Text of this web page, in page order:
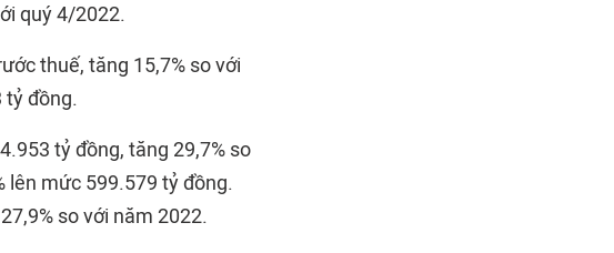
quý 4/2022.
thuế, tăng 15,7% so với
tỷ đồng.
tỷ đồng, tăng 29,7% so
lên mức 599.579 tỷ đồng.
so với năm 2022.